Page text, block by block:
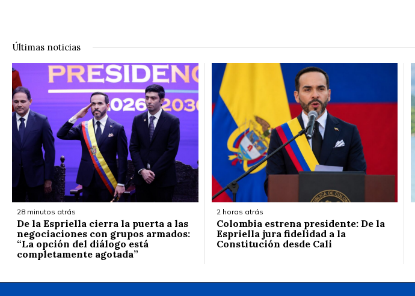
Últimas noticias
28 minutos atrás
De la Espriella cierra la puerta a las
negociaciones con grupos armados:
“La opción del diálogo está
completamente agotada”
2 horas atrás
Colombia estrena presidente: De la
Espriella jura fidelidad a la
Constitución desde Cali